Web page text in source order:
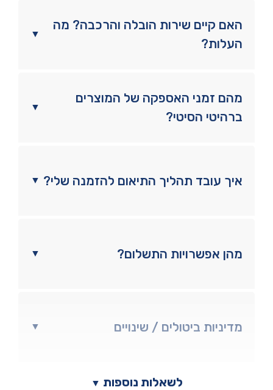
▼
האם קיים שירות הובלה והרכבה? מה
העלות?
▼
מהם זמני האספקה של המוצרים
ברהיטי הסיטי?
▼ איך עובד תהליך התיאום להזמנה שלי?
▼ מהן אפשרויות התשלום?
▼ מדיניות ביטולים / שינויים
▼ לשאלות נוספות